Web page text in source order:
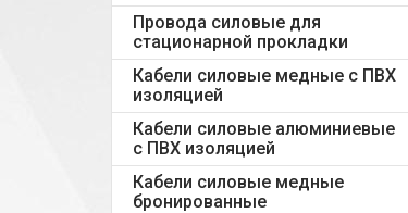
Провода силовые для
стационарной прокладки
Кабели силовые медные с ПВХ
изоляцией
Кабели силовые алюминиевые
с ПВХ изоляцией
Кабели силовые медные
бронированные